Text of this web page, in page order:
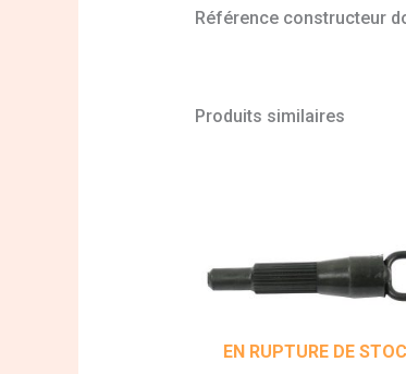
Référence constructeur
Produits similaires
EN RUPTURE DE